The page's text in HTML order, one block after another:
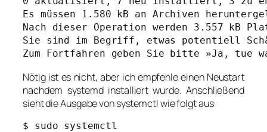
Es müssen 1.580 kB an Archiven
Nach dieser Operation werden 3.557 kB
Sie sind im Begriff, etwas potentiell
Zum Fortfahren geben Sie bitte »Ja, tue
Nötig ist es nicht, aber ich empfehle einen Neustart
nachdem systemd installiert wurde. Anschließend
sieht die Ausgabe von systemctl wie folgt aus:
$ sudo systemctl